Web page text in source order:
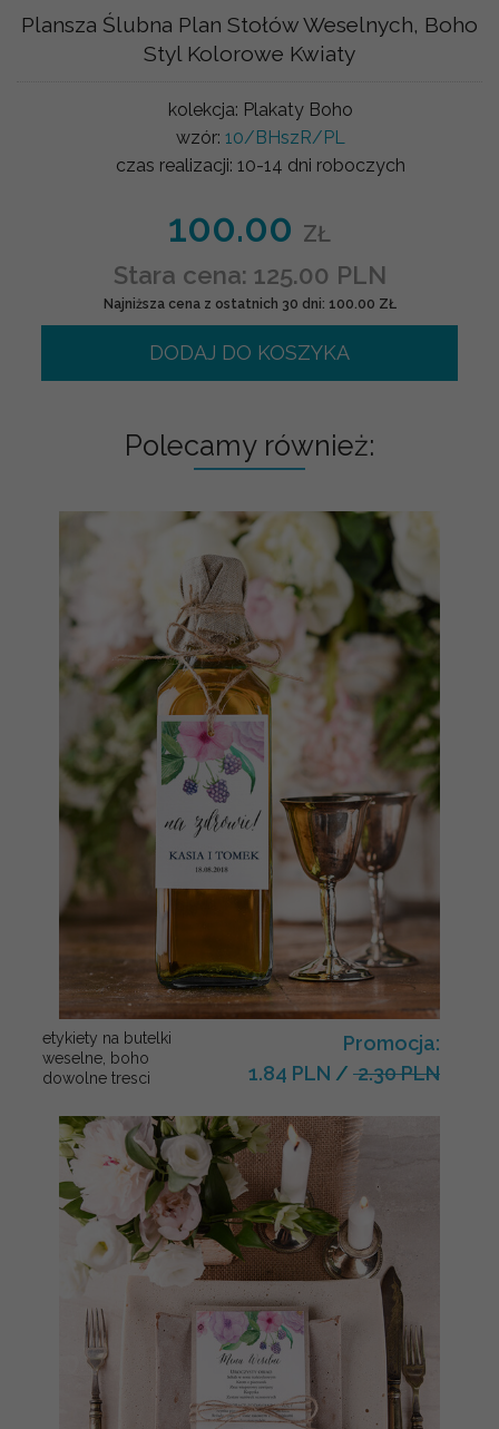
Plansza Ślubna Plan Stołów Weselnych, Boho
Styl Kolorowe Kwiaty
kolekcja: Plakaty Boho
wzór: 10/BHszR/PL
czas realizacji: 10-14 dni roboczych
100.00 ZŁ
Stara cena: 125.00 PLN
Najniższa cena z ostatnich 30 dni: 100.00 ZŁ
DODAJ DO KOSZYKA
Polecamy również:
etykiety na butelki
weselne, boho
dowolne tresci
Promocja:
1.84 PLN / 2.30 PLN